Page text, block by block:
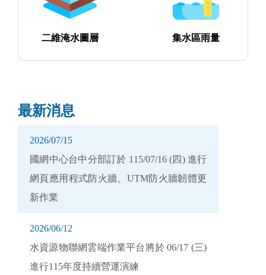
二維淹水圖層 集水區雨量
最新消息
2026/07/15
國網中心台中分部訂於 115/07/16 (四) 進行
網頁應用程式防火牆、UTM防火牆韌體更
新作業
2026/06/12
水資源物聯網雲端作業平台將於 06/17 (三)
進行115年度持續營運演練